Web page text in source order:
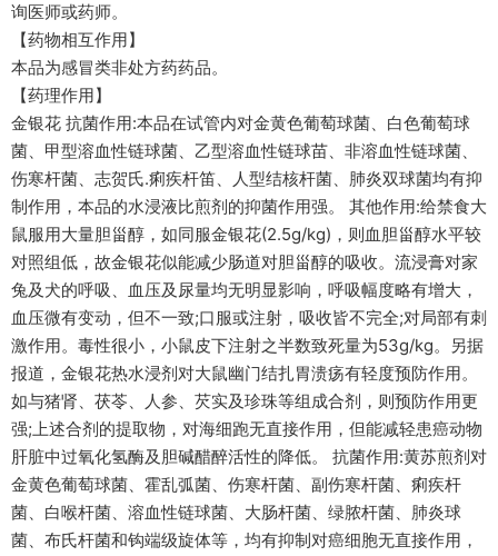
询医师或药师。
【药物相互作用】
本品为感冒类非处方药药品。
【药理作用】
金银花 抗菌作用:本品在试管内对金黄色葡萄球菌、白色葡萄球
菌、甲型溶血性链球菌、乙型溶血性链球苗、非溶血性链球菌、
伤寒杆菌、志贺氏.痢疾杆笛、人型结核杆菌、肺炎双球菌均有抑
制作用，本品的水浸液比煎剂的抑菌作用强。 其他作用:给禁食大
鼠服用大量胆甾醇，如同服金银花(2.5g/kg)，则血胆甾醇水平较
对照组低，故金银花似能减少肠道对胆甾醇的吸收。流浸膏对家
兔及犬的呼吸、血压及尿量均无明显影响，呼吸幅度略有增大，
血压微有变动，但不一致;口服或注射，吸收皆不完全;对局部有刺
激作用。毒性很小，小鼠皮下注射之半数致死量为53g/kg。另据
报道，金银花热水浸剂对大鼠幽门结扎胃溃疡有轻度预防作用。
如与猪肾、茯苓、人参、芡实及珍珠等组成合剂，则预防作用更
强;上述合剂的提取物，对海细跑无直接作用，但能减轻患癌动物
肝脏中过氧化氢酶及胆碱醋醉活性的降低。 抗菌作用:黄苏煎剂对
金黄色葡萄球菌、霍乱弧菌、伤寒杆菌、副伤寒杆菌、痢疾杆
菌、白喉杆菌、溶血性链球菌、大肠杆菌、绿脓杆菌、肺炎球
菌、布氏杆菌和钩端级旋体等，均有抑制对癌细胞无直接作用，